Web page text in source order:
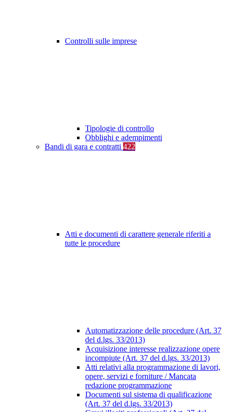
Controlli sulle imprese
Tipologie di controllo
Obblighi e adempimenti
Bandi di gara e contratti 422
Atti e documenti di carattere generale riferiti a
tutte le procedure
Automatizzazione delle procedure (Art. 37
del d.lgs. 33/2013)
Acquisizione interesse realizzazione opere
incompiute (Art. 37 del d.lgs. 33/2013)
Atti relativi alla programmazione di lavori,
opere, servizi e forniture / Mancata
redazione programmazione
Documenti sul sistema di qualificazione
(Art. 37 del d.lgs. 33/2013)